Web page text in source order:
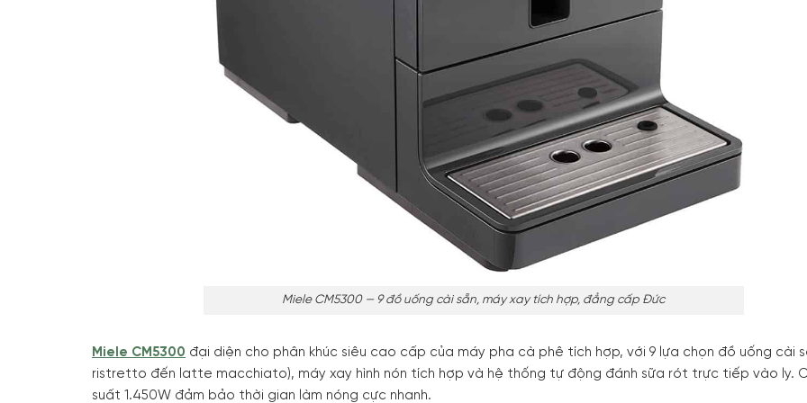
Miele CM5300 — 9 đồ uống cài sẵn, máy xay tích hợp, đẳng cấp Đức
Miele CM5300 đại diện cho phân khúc siêu cao cấp của máy pha cà phê tích hợp, với 9 lựa chọn đồ uống cài
ristretto đến latte macchiato), máy xay hình nón tích hợp và hệ thống tự động đánh sữa rót trực tiếp vào ly.
suất 1.450W đảm bảo thời gian làm nóng cực nhanh.